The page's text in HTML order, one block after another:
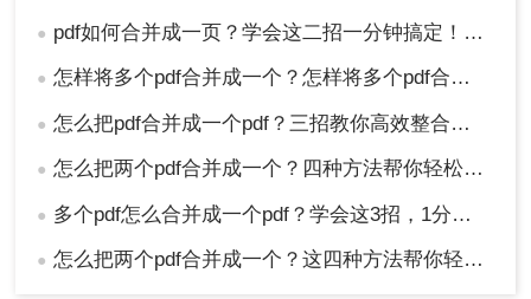
● pdf如何合并成一页？学会这二招一分钟搞定！太方便了
● 怎样将多个pdf合并成一个？怎样将多个pdf合并成一个？两分钟教会你三种方法！
● 怎么把pdf合并成一个pdf？三招教你高效整合关键信息！
● 怎么把两个pdf合并成一个？四种方法帮你轻松搞定！
● 多个pdf怎么合并成一个pdf？学会这3招，1分钟轻松搞定！
● 怎么把两个pdf合并成一个？这四种方法帮你轻松搞定！